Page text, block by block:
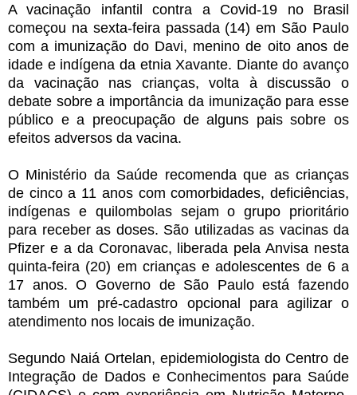
A vacinação infantil contra a Covid-19 no Brasil
começou na sexta-feira passada (14) em São Paulo
com a imunização do Davi, menino de oito anos de
idade e indígena da etnia Xavante. Diante do avanço
da vacinação nas crianças, volta à discussão o
debate sobre a importância da imunização para esse
público e a preocupação de alguns pais sobre os
efeitos adversos da vacina.
O Ministério da Saúde recomenda que as crianças
de cinco a 11 anos com comorbidades, deficiências,
indígenas e quilombolas sejam o grupo prioritário
para receber as doses. São utilizadas as vacinas da
Pfizer e a da Coronavac, liberada pela Anvisa nesta
quinta-feira (20) em crianças e adolescentes de 6 a
17 anos. O Governo de São Paulo está fazendo
também um pré-cadastro opcional para agilizar o
atendimento nos locais de imunização.
Segundo Naiá Ortelan, epidemiologista do Centro de
Integração de Dados e Conhecimentos para Saúde